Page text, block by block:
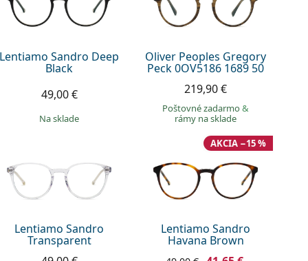
Lentiamo Sandro Deep
Black
49,00 €
na sklade
Oliver Peoples Gregory
Peck 0OV5186 1689 50
219,90 €
Poštovné zadarmo&
rámy na sklade
Lentiamo Sandro
Transparent
Lentiamo Sandro
Havana Brown
AKCIA −15 %